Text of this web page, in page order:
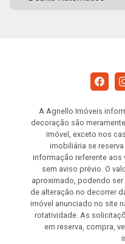
A Agnello Imóveis
decoração são
imóvel, exceto nos
imobiliária se
informação referente aos
sem aviso prévio. O
aproximado, podendo ser
de alteração no decorrer
imóvel anunciado no site
rotatividade. As
em reserva, compra,